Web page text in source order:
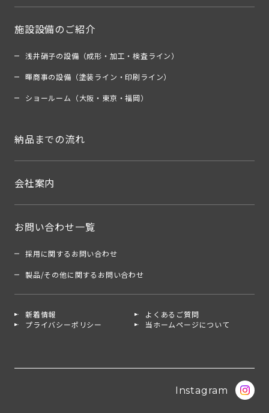
施設設備のご紹介
浅井硝子の設備（成形・加工・検査ライン）
暉商事の設備（塗装ライン・印刷ライン）
ショールーム（大阪・東京・福岡）
納品までの流れ
会社案内
お問い合わせ一覧
採用に関するお問い合わせ
製品/その他に関するお問い合わせ
新着情報
よくあるご質問
プライバシーポリシー
当ホームページについて
Instagram